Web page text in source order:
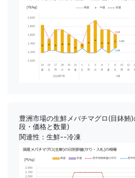
豊洲市場の生鮮メバチマグロ(目鉢鮪
段・価格と数量)
関連性：生鮮--冷凍